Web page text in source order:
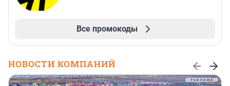
Все промокоды
НОВОСТИ КОМПАНИЙ